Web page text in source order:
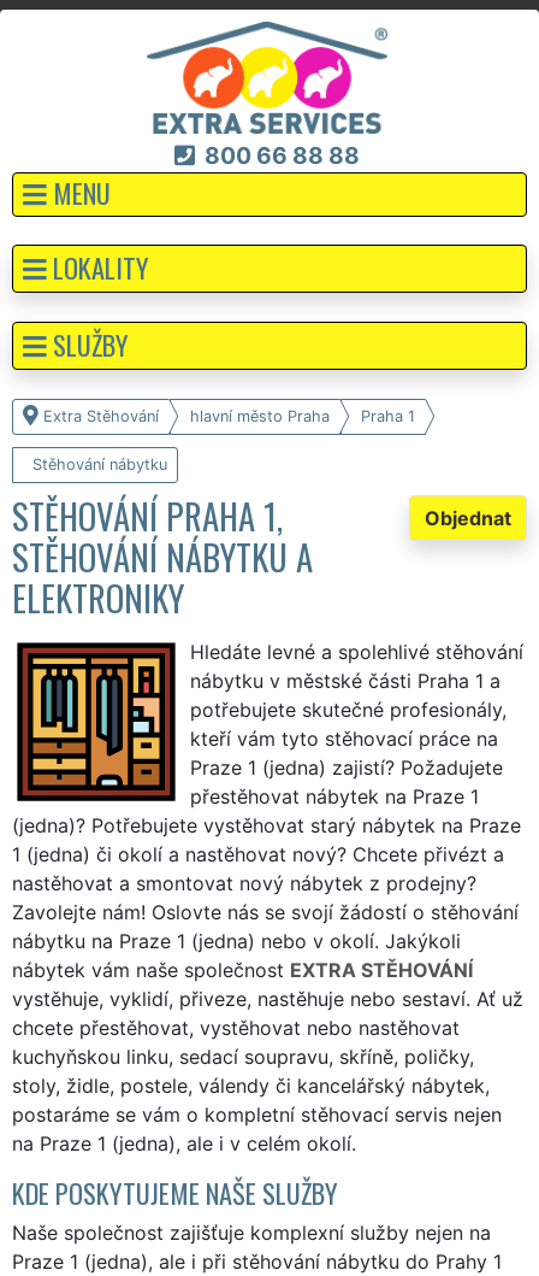
800 66 88 88
MENU
Extra Stěhování hlavní město Praha Praha 1
Stěhování nábytku
Objednat
STĚHOVÁNÍ PRAHA 1,
STĚHOVÁNÍ NÁBYTKU A
ELEKTRONIKY
Hledáte levné a spolehlivé stěhování
nábytku v městské části Praha 1 a
potřebujete skutečné profesionály,
kteří vám tyto stěhovací práce na
Praze 1 (jedna) zajistí? Požadujete
přestěhovat nábytek na Praze 1
(jedna)? Potřebujete vystěhovat starý nábytek na Praze
1 (jedna) či okolí a nastěhovat nový? Chcete přivézt a
nastěhovat a smontovat nový nábytek z prodejny?
Zavolejte nám! Oslovte nás se svojí žádostí o stěhování
nábytku na Praze 1 (jedna) nebo v okolí. Jakýkoli
nábytek vám naše společnost EXTRA STĚHOVÁNÍ
vystěhuje, vyklidí, přiveze, nastěhuje nebo sestaví. Ať už
chcete přestěhovat, vystěhovat nebo nastěhovat
kuchyňskou linku, sedací soupravu, skříně, poličky,
stoly, židle, postele, válendy či kancelářský nábytek,
postaráme se vám o kompletní stěhovací servis nejen
na Praze 1 (jedna), ale i v celém okolí.
KDE POSKYTUJEME NAŠE SLUŽBY
Naše společnost zajišťuje komplexní služby nejen na
Praze 1 (jedna), ale i při stěhování nábytku do Prahy 1
LOKALITY
SLUŽBY